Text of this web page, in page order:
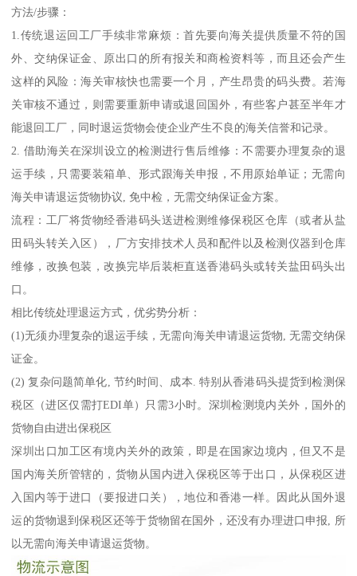
方法/步骤：
1.传统退运回工厂手续非常麻烦：首先要向海关提供质量不符的国
外、交纳保证金、原出口的所有报关和商检资料等，而且还会产生
这样的风险：海关审核快也需要一个月，产生昂贵的码头费。若海
关审核不通过，则需要重新申请或退回国外，有些客户甚至半年才
能退回工厂，同时退运货物会使企业产生不良的海关信誉和记录。
2. 借助海关在深圳设立的检测进行售后维修：不需要办理复杂的退
运手续，只需要装箱单、形式跟海关申报，不用原始单证；无需向
海关申请退运货物协议, 免中检，无需交纳保证金方案。
流程：工厂将货物经香港码头送进检测维修保税区仓库（或者从盐
田码头转关入区），厂方安排技术人员和配件以及检测仪器到仓库
维修，改换包装，改换完毕后装柜直送香港码头或转关盐田码头出
口。
相比传统处理退运方式，优劣势分析：
(1)无须办理复杂的退运手续，无需向海关申请退运货物, 无需交纳保
证金。
(2) 复杂问题简单化, 节约时间、成本. 特别从香港码头提货到检测保
税区（进区仅需打EDI单）只需3小时。深圳检测境内关外，国外的
货物自由进出保税区
深圳出口加工区有境内关外的政策，即是在国家边境内，但又不是
国内海关所管辖的，货物从国内进入保税区等于出口，从保税区进
入国内等于进口（要报进口关），地位和香港一样。因此从国外退
运的货物退到保税区还等于货物留在国外，还没有办理进口申报, 所
以无需向海关申请退运货物。